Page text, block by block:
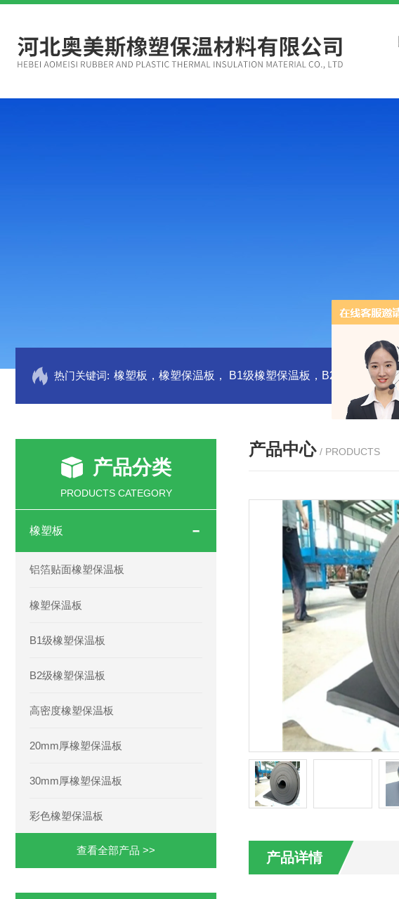
热门关键词:
产品分类
PRODUCTS CATEGORY
橡塑板
铝箔贴面橡塑保温板
橡塑保温板
B1级橡塑保温板
B2级橡塑保温板
高密度橡塑保温板
20mm厚橡塑保温板
30mm厚橡塑保温板
彩色橡塑保温板
查看全部产品 >>
产品中心 / PRODUCTS
产品详情